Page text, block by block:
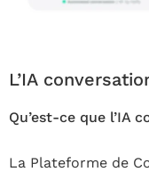
L’IA
Qu’est-ce que l’IA
La Plateforme de